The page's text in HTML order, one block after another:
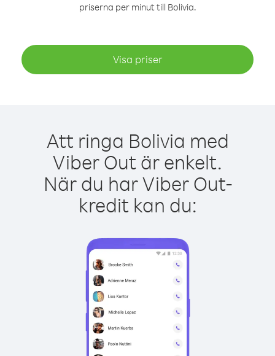
priserna per minut till Bolivia.
Visa priser
Att ringa Bolivia med
Viber Out är enkelt.
När du har Viber Out-
kredit kan du: